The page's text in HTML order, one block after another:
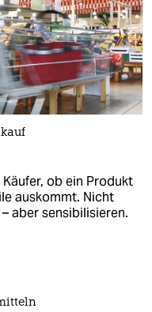
ob ein Produkt
auskommt. Nicht
aber sensibilisieren.